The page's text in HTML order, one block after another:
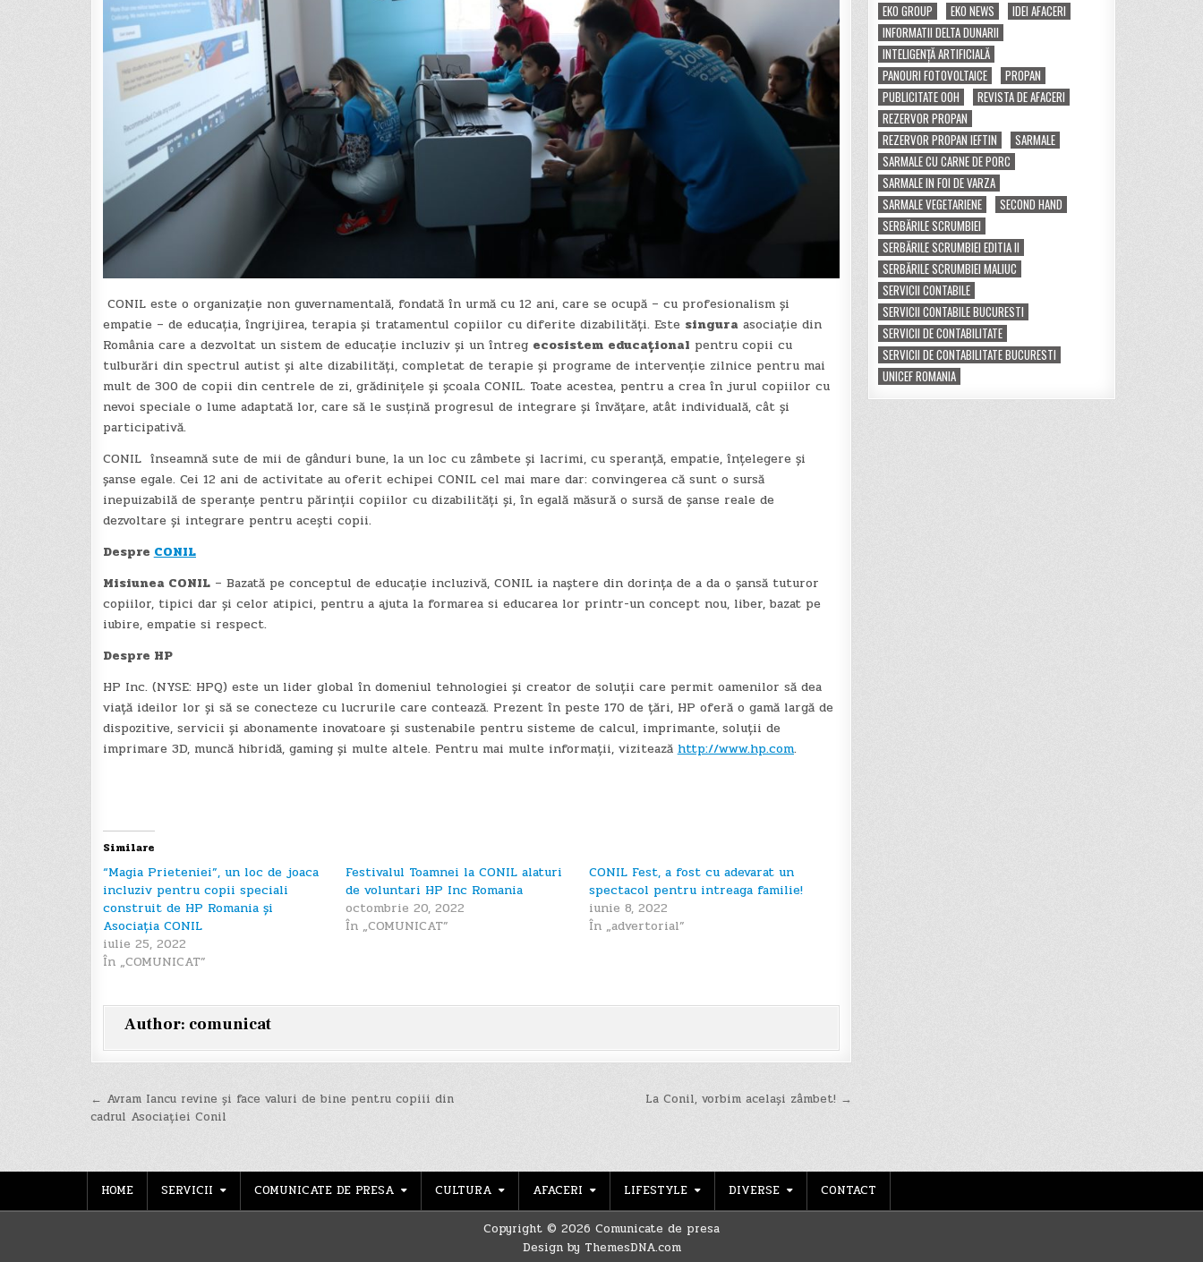
CONIL este o organizație non guvernamentală, fondată în urmă cu 12 ani, care se ocupă – cu profesionalism și
empatie – de educația, îngrijirea, terapia și tratamentul copiilor cu diferite dizabilități. Este singuraasociație din
România care a dezvoltat un sistem de educație incluziv și un întreg ecosistem educațional pentru copii cu
tulburări din spectrul autist și alte dizabilități, completat de terapie și programe de intervenție zilnice pentru mai
mult de 300 de copii din centrele de zi, grădinițele și școala CONIL. Toate acestea, pentru a crea în jurul copiilor cu
nevoi speciale o lume adaptată lor, care să le susțină progresul de integrare și învățare, atât individuală, cât și
participativă.
CONIL înseamnă sute de mii de gânduri bune, la un loc cu zâmbete și lacrimi, cu speranță, empatie, înțelegere și
șanse egale. Cei 12 ani de activitate au oferit echipei CONIL cel mai mare dar: convingerea că sunt o sursă
inepuizabilă de speranțe pentru părinții copiilor cu dizabilități și, în egală măsură o sursă de șanse reale de
dezvoltare și integrare pentru acești copii.
Despre CONIL
Misiunea CONIL– Bazată pe conceptul de educație incluzivă, CONIL ia naștere din dorința de a da o șansă tuturor
copiilor, tipici dar și celor atipici, pentru a ajuta la formarea si educarea lor printr-un concept nou, liber, bazat pe
iubire, empatie si respect.
Despre HP
HP Inc. (NYSE: HPQ) este un lider global în domeniul tehnologiei și creator de soluții care permit oamenilor să dea
viață ideilor lor și să se conecteze cu lucrurile care contează. Prezent în peste 170 de țări, HP oferă o gamă largă de
dispozitive, servicii și abonamente inovatoare și sustenabile pentru sisteme de calcul, imprimante, soluții de
imprimare 3D, muncă hibridă, gaming și multe altele. Pentru mai multe informații, vizitează http://www.hp.com.
Similare
“Magia Prieteniei”, un loc de joaca
incluziv pentru copii speciali
construit de HP Romania și
Asociația CONIL
iulie 25, 2022
În „COMUNICAT”
Festivalul Toamnei la CONIL alaturi
de voluntari HP Inc Romania
octombrie 20, 2022
În „COMUNICAT”
CONIL Fest, a fost cu adevarat un
spectacol pentru intreaga familie!
iunie 8, 2022
În „advertorial”
Author: comunicat
Navigare
în
La Conil, vorbim același zâmbet! →
← Avram Iancu revine și face valuri de bine pentru copiii din
cadrul Asociației Conil
EKO GROUP
EKO NEWS
IDEI AFACERI
INFORMATII DELTA DUNARII
INTELIGENȚĂ ARTIFICIALĂ
PANOURI FOTOVOLTAICE
PROPAN
PUBLICITATE OOH
REVISTA DE AFACERI
REZERVOR PROPAN
REZERVOR PROPAN IEFTIN
SARMALE
SARMALE CU CARNE DE PORC
SARMALE IN FOI DE VARZA
SARMALE VEGETARIENE
SECOND HAND
SERBĂRILE SCRUMBIEI
SERBĂRILE SCRUMBIEI EDITIA II
SERBĂRILE SCRUMBIEI MALIUC
SERVICII CONTABILE
SERVICII CONTABILE BUCURESTI
SERVICII DE CONTABILITATE
SERVICII DE CONTABILITATE BUCURESTI
UNICEF ROMANIA
HOME SERVICII COMUNICATE DE PRESA CULTURA AFACERI LIFESTYLE DIVERSE CONTACT
Copyright © 2026 Comunicate de presa
Design by ThemesDNA.com